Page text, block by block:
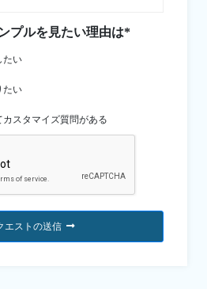
プルを見たい理由は*
たい
たい
スタマイズ質問がある
エストの送信